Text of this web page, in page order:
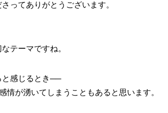
ってありがとうございます。
テーマですね。
と感じるとき──
情が湧いてしまうこともあると思います。